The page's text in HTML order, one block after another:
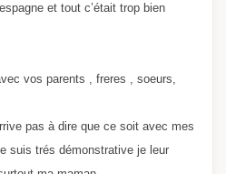
et tout c’était trop bien
vos parents , freres , soeurs,
pas à dire que ce soit avec mes
suis trés démonstrative je leur